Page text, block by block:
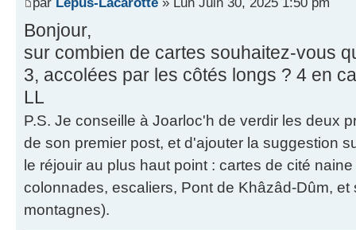
Bonjour,
sur combien de cartes souhaitez-vous
3, accolées par les côtés longs ? 4 en
LL
P.S. Je conseille à Joarloc'h de verdir les deux
de son premier post, et d'ajouter la suggestion
le réjouir au plus haut point : cartes de cité
colonnades, escaliers, Pont de Khâzâd-Dûm, et
montagnes).